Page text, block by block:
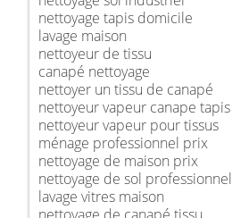
nettoyage tapis domicile
lavage maison
nettoyeur de tissu
canapé nettoyage
nettoyer un tissu de canapé
nettoyeur vapeur canape tapis
nettoyeur vapeur pour tissus
ménage professionnel prix
nettoyage de maison prix
nettoyage de sol professionnel
lavage vitres maison
nettoyage de canapé tissu